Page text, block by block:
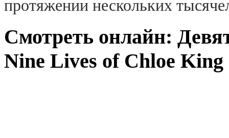
протяжении нескольких
Смотреть онлайн:
Nine Lives of Chloe King